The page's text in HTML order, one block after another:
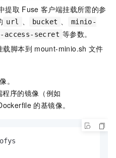
提取 Fuse 客户端挂载所需的参
url bucket
minio-
access-secret 等参数。
载脚本到 mount-minio.sh 文件
。
程序的镜像（例如
的基镜像。